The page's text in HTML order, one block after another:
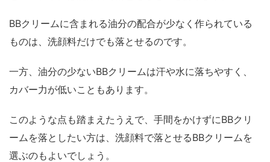
BBクリームに含まれる油分の配合が少なく作られている
ものは、洗顔料だけでも落とせるのです。
一方、油分の少ないBBクリームは汗や水に落ちやすく、
カバー力が低いこともあります。
このような点も踏まえたうえで、手間をかけずにBBクリ
ームを落としたい方は、洗顔料で落とせるBBクリームを
選ぶのもよいでしょう。